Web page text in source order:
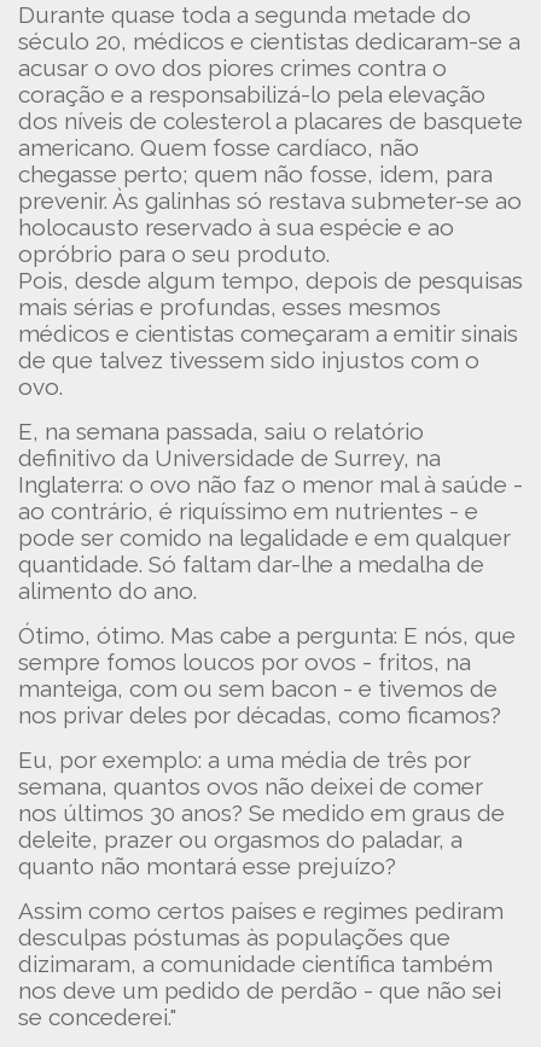
Durante quase toda a segunda metade do
século 20, médicos e cientistas dedicaram-se a
acusar o ovo dos piores crimes contra o
coração e a responsabilizá-lo pela elevação
dos níveis de colesterol a placares de basquete
americano. Quem fosse cardíaco, não
chegasse perto; quem não fosse, idem, para
prevenir. Às galinhas só restava submeter-se ao
holocausto reservado à sua espécie e ao
opróbrio para o seu produto.
Pois, desde algum tempo, depois de pesquisas
mais sérias e profundas, esses mesmos
médicos e cientistas começaram a emitir sinais
de que talvez tivessem sido injustos com o
ovo.
E, na semana passada, saiu o relatório
definitivo da Universidade de Surrey, na
Inglaterra: o ovo não faz o menor mal à saúde -
ao contrário, é riquíssimo em nutrientes - e
pode ser comido na legalidade e em qualquer
quantidade. Só faltam dar-lhe a medalha de
alimento do ano.
Ótimo, ótimo. Mas cabe a pergunta: E nós, que
sempre fomos loucos por ovos - fritos, na
manteiga, com ou sem bacon - e tivemos de
nos privar deles por décadas, como ficamos?
Eu, por exemplo: a uma média de três por
semana, quantos ovos não deixei de comer
nos últimos 30 anos? Se medido em graus de
deleite, prazer ou orgasmos do paladar, a
quanto não montará esse prejuízo?
Assim como certos países e regimes pediram
desculpas póstumas às populações que
dizimaram, a comunidade científica também
nos deve um pedido de perdão - que não sei
se concederei."